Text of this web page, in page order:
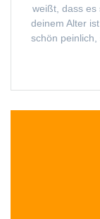
weißt, dass es
deinem Alter
schön